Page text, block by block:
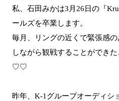
私、石田みかは3月26日の『
ールズを卒業します。
毎月、リングの近くで緊張感
しながら観戦することができ
♡♡
昨年、K-1グループオーディシ